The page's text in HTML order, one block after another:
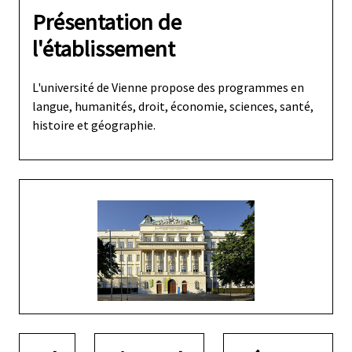
Présentation de
l'établissement
L'université de Vienne propose des programmes en
langue, humanités, droit, économie, sciences, santé,
histoire et géographie.